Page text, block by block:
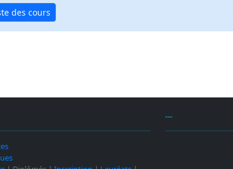
des cours
---